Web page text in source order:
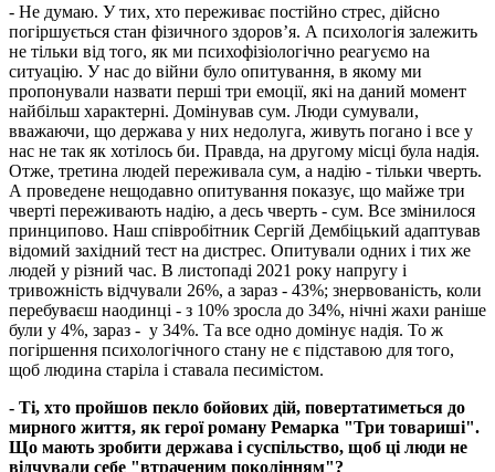
- Не думаю. У тих, хто переживає постійно стрес, дійсно
погіршується стан фізичного здоров’я. А психологія залежить
не тільки від того, як ми психофізіологічно реагуємо на
ситуацію. У нас до війни було опитування, в якому ми
пропонували назвати перші три емоції, які на даний момент
найбільш характерні. Домінував сум. Люди сумували,
вважаючи, що держава у них недолуга, живуть погано і все у
нас не так як хотілось би. Правда, на другому місці була надія.
Отже, третина людей переживала сум, а надію - тільки чверть.
А проведене нещодавно опитування показує, що майже три
чверті переживають надію, а десь чверть - сум. Все змінилося
принципово. Наш співробітник Сергій Дембіцький адаптував
відомий західний тест на дистрес. Опитували одних і тих же
людей у різний час. В листопаді 2021 року напругу і
тривожність відчували 26%, а зараз - 43%; знервованість, коли
перебуваєш наодинці - з 10% зросла до 34%, нічні жахи раніше
були у 4%, зараз - у 34%. Та все одно домінує надія. То ж
погіршення психологічного стану не є підставою для того,
щоб людина старіла і ставала песимістом.
- Ті, хто пройшов пекло бойових дій, повертатиметься до
мирного життя, як герої роману Ремарка "Три товариші".
Що мають зробити держава і суспільство, щоб ці люди не
відчували себе "втраченим поколінням"?